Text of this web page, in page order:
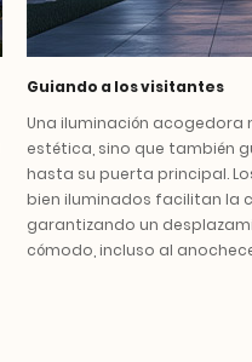
Guiando a los visitantes
Una iluminación acogedora
estética, sino que también
hasta su puerta principal.
bien iluminados facilitan la
garantizando un
cómodo, incluso al